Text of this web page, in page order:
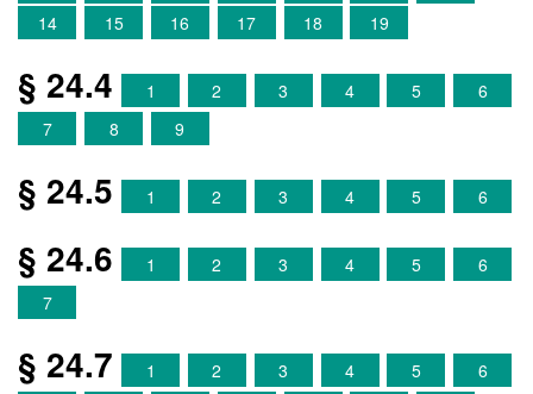
14
15 16 17 18 19
§ 24.4 1 2 3 4 5
6
7
8 9
§ 24.5 1 2 3 4 5 6
§ 24.6 1 2 3 4 5
6
7
§ 24.7 1 2 3 4 5
6